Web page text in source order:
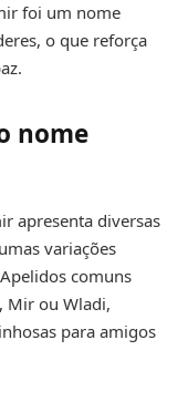
foi um nome
o que reforça
nome
apresenta diversas
variações
comuns
Mir ou Wladi,
para amigos